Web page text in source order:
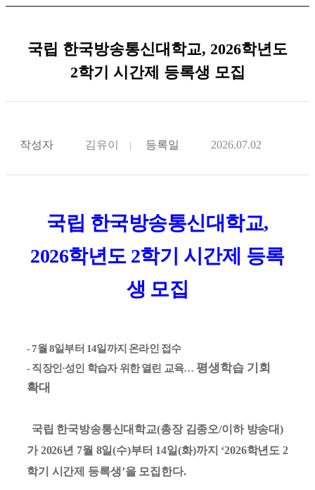
국립 한국방송통신대학교, 2026학년도
2학기 시간제 등록생 모집
작성자 김유이 등록일 2026.07.02
국립 한국방송통신대학교,
2026학년도 2학기 시간제 등록
생 모집
- 7월8일부터 14일까지 온라인 접수
-직장인·성인 학습자 위한 열린 교육… 평생학습 기회
확대
국립 한국방송통신대학교(총장 김종오/이하 방송대)
가 2026년 7월 8일(수)부터 14일(화)까지 ‘2026학년도 2
학기 시간제 등록생’을 모집한다.